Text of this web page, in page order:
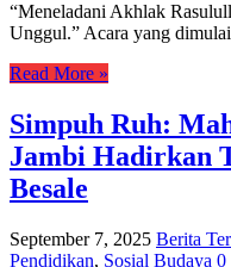
“Meneladani Akhlak
Unggul.” Acara yang
Read More »
Simpuh Ruh:
Jambi Hadirkan
Besale
September 7, 2025 Berita
Pendidikan, Sosial Budaya 0